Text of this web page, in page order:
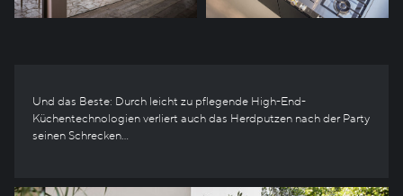
Und das Beste: Durch leicht zu pflegende High-End-
Küchentechnologien verliert auch das Herdputzen nach der Party
seinen Schrecken…